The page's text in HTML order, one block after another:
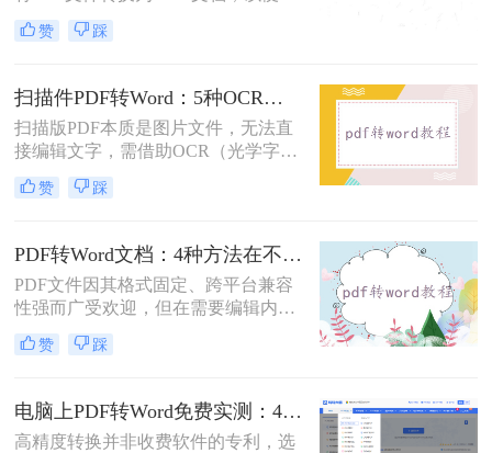
行编辑、修改或进一步处理。然而，
市面上许多PDF转Word工具都需要付
钱呢？本文将介绍几种不花钱的常用
方法，帮助您轻松实现PDF到Word的
转换。
赞 踩
扫描件PDF转Word：5种OCR方案的识别精度和速度对比！
扫描版PDF本质是图片文件，无法直
接编辑文字，需借助OCR（光学字符
识别）技术提取文字并转换为可编辑
的Word格式。那么扫描pdf怎么转换
5种主流方案，助您高效完成转换。
赞 踩
PDF转Word文档：4种方法在不同文件类型下的转换效果！
PDF文件因其格式固定、跨平台兼容
性强而广受欢迎，但在需要编辑内容
时，将其转换为可编辑的Word文档成
为刚需。那么pdf怎么转换成word文档
法，助您高效完成格式转换。
赞 踩
电脑上PDF转Word免费实测：4个方案的转换效果和注意事项！
高精度转换并非收费软件的专利，选